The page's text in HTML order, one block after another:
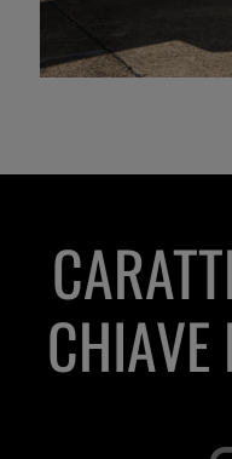
CHIAVE